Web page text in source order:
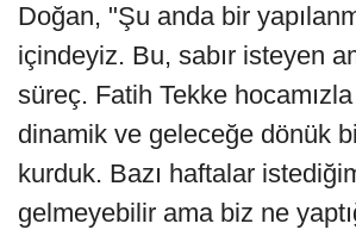
Doğan, "Şu anda bir
içindeyiz. Bu, sabır isteyen
süreç. Fatih Tekke
dinamik ve geleceğe dönük
kurduk. Bazı haftalar
gelmeyebilir ama biz ne